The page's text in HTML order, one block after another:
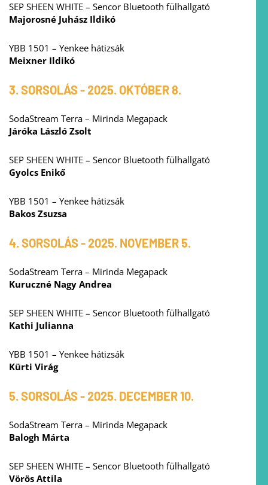
SEP SHEEN WHITE – Sencor Bluetooth fülhallgató
Majorosné Juhász Ildikó
YBB 1501 – Yenkee hátizsák
Meixner Ildikó
3. SORSOLÁS - 2025. OKTÓBER 8.
SodaStream Terra – Mirinda Megapack
Járóka László Zsolt
SEP SHEEN WHITE – Sencor Bluetooth fülhallgató
Gyolcs Enikő
YBB 1501 – Yenkee hátizsák
Bakos Zsuzsa
4. SORSOLÁS - 2025. NOVEMBER 5.
SodaStream Terra – Mirinda Megapack
Kuruczné Nagy Andrea
SEP SHEEN WHITE – Sencor Bluetooth fülhallgató
Kathi Julianna
YBB 1501 – Yenkee hátizsák
Kürti Virág
5. SORSOLÁS - 2025. DECEMBER 10.
SodaStream Terra – Mirinda Megapack
Balogh Márta
SEP SHEEN WHITE – Sencor Bluetooth fülhallgató
Vörös Attila